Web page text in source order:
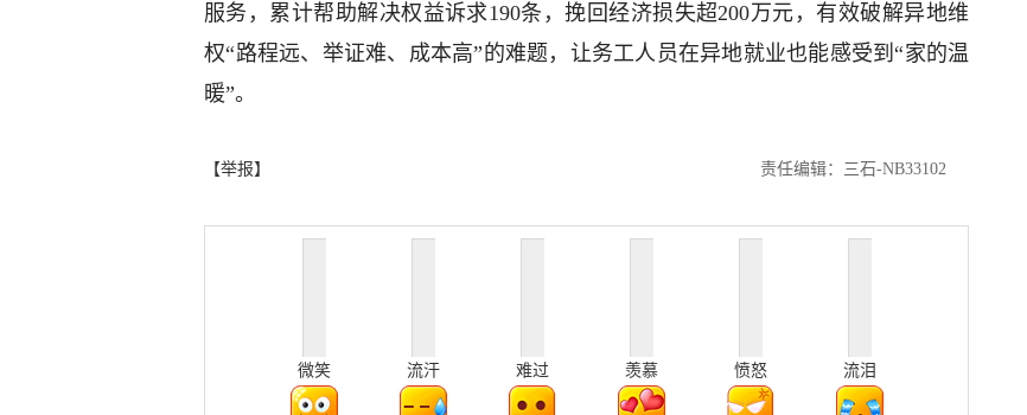
服务，累计帮助解决权益诉求190条，挽回经济损失超200万元，有效破解异地维
权“路程远、举证难、成本高”的难题，让务工人员在异地就业也能感受到“家的温
暖”。
【举报】 责任编辑：三石-NB33102
微笑 流汗 难过 羡慕 愤怒 流泪